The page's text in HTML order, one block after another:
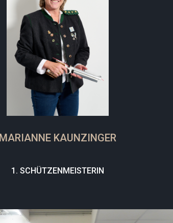
MARIANNE KAUNZINGER
1. SCHÜTZENMEISTERIN